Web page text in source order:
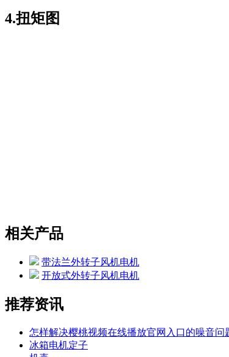
4.扭矩图
相关产品
带法兰外转子风机电机
开放式外转子风机电机
推荐资讯
怎样解决樱桃视频在线播放官网入口的噪音问题
冰箱电机定子